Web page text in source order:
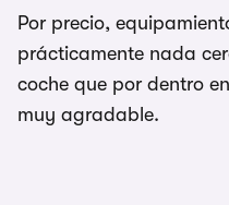
Por precio,
prácticamente nada
coche que por dentro
muy agradable.